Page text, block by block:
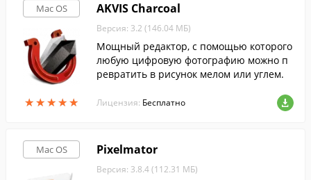
Mac OS
★★★★★
★★★★★
AKVIS Charcoal
Версия: 3.2 (146.04 МБ)
Мощный редактор, с помощью которого
любую цифровую фотографию можно п
ревратить в рисунок мелом или углем.
Лицензия: Бесплатно
Mac OS Pixelmator
Версия: 3.8.4 (112.31 МБ)